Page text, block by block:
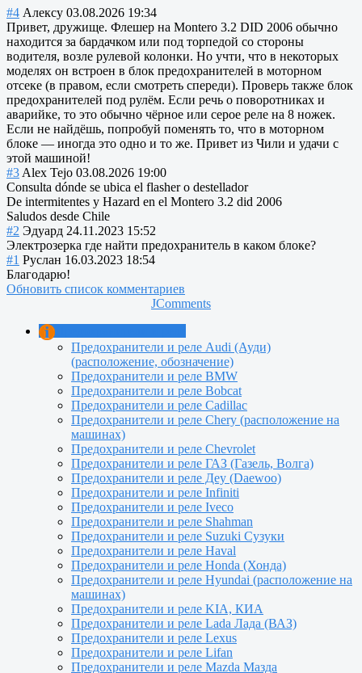
#4 Алексу 03.08.2026 19:34
Привет, дружище. Флешер на Montero 3.2 DID 2006 обычно
находится за бардачком или под торпедой со стороны
водителя, возле рулевой колонки. Но учти, что в некоторых
моделях он встроен в блок предохранителей в моторном
отсеке (в правом, если смотреть спереди). Проверь также блок
предохранителей под рулём. Если речь о поворотниках и
аварийке, то это обычно чёрное или серое реле на 8 ножек.
Если не найдёшь, попробуй поменять то, что в моторном
блоке — иногда это одно и то же. Привет из Чили и удачи с
этой машиной!
#3 Alex Tejo 03.08.2026 19:00
Consulta dónde se ubica el flasher o destellador
De intermitentes y Hazard en el Montero 3.2 did 2006
Saludos desde Chile
#2 Эдуард 24.11.2023 15:52
Электрозерка где найти предохранитель в каком блоке?
#1 Руслан 16.03.2023 18:54
Благодарю!
Обновить список комментариев
JComments
Предохранители и реле Audi (Ауди)
(расположение, обозначение)
Предохранители и реле BMW
Предохранители и реле Bobcat
Предохранители и реле Cadillac
Предохранители и реле Сhery (расположение на
машинах)
Предохранители и реле Chevrolet
Предохранители и реле ГАЗ (Газель, Волга)
Предохранители и реле Деу (Daewoo)
Предохранители и реле Infiniti
Предохранители и реле Iveco
Предохранители и реле Shahman
Предохранители и реле Suzuki Сузуки
Предохранители и реле Haval
Предохранители и реле Honda (Хонда)
Предохранители и реле Hyundai (расположение на
машинах)
Предохранители и реле KIA, КИА
Предохранители и реле Lada Лада (ВАЗ)
Предохранители и реле Lexus
Предохранители и реле Lifan
Предохранители и реле Mazda Мазда